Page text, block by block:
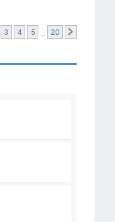
20
3 4 5 20